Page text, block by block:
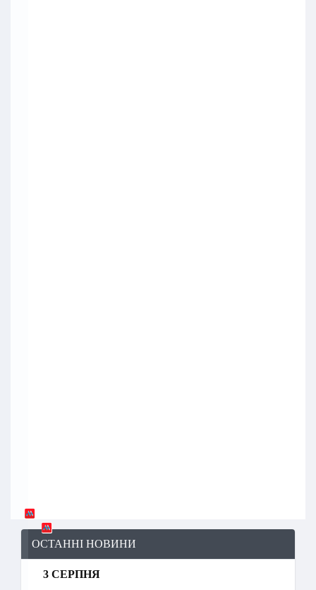
ОСТАННІ НОВИНИ
3 СЕРПНЯ